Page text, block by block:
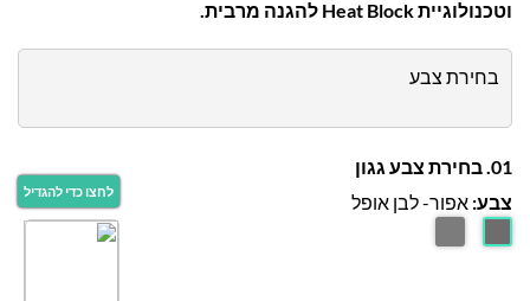
וטכנולוגיית Heat Block להגנה מרבית.
בחירת צבע
01. בחירת צבע גגון
צבע: אפור- לבן אופל